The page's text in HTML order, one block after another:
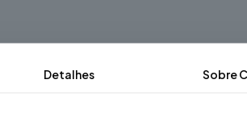
Detalhes Sobre